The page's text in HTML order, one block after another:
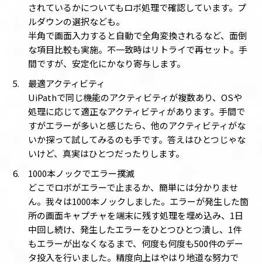
されているかについてもロボ処理で確認しています。プ
ルダウンの選択なども。
半角で画面入力すると自動で全角変換されるなど、面倒
な項目比較も実施。不一致時はリトライで再セット。手
間ですが、安定化にかなり寄与します。
最適アクティビティ
UiPathで同じ機能のアクティビティが複数あり、OSや
処理に応じて適正なアクティビティがあります。手間で
すがエラーが多いと感じたら、他のアクティビティがな
いか探って試してみるのも手です。答えはひとつじゃな
いけど、真実はひとつだったりします。
1000本ノックでエラー撲滅
どこでロボがエラーで止まるか、簡単には分かりませ
ん。我々は1000本ノックしました。エラーが発生した箇
所の画面キャプチャを端末に残す処理を埋め込み、1日
中回し続け、発生したエラーをひとつひとつ潰し、1件
もエラーが出なくなるまで、何度も何度も500件のデー
タ投入を行いました。精度向上はやはり地道な努力で